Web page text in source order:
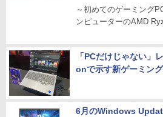
～初めてのゲーミング
ンピューターのAMD
「PCだけじゃない」
onで示す新ゲーミン
6月のWindows